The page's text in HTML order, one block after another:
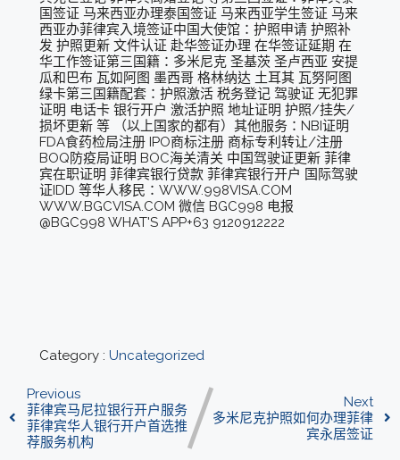
国签证 马来西亚办理泰国签证 马来西亚学生签证 马来
西亚办菲律宾入境签证中国大使馆：护照申请 护照补
发 护照更新 文件认证 赴华签证办理 在华签证延期 在
华工作签证第三国籍：多米尼克 圣基茨 圣卢西亚 安提
瓜和巴布 瓦如阿图 墨西哥 格林纳达 土耳其 瓦努阿图
绿卡第三国籍配套：护照激活 税务登记 驾驶证 无犯罪
证明 电话卡 银行开户 激活护照 地址证明 护照/挂失/
损坏更新 等 （以上国家的都有）其他服务：NBI证明
FDA食药检局注册 IPO商标注册 商标专利转让/注册
BOQ防疫局证明 BOC海关清关 中国驾驶证更新 菲律
宾在职证明 菲律宾银行贷款 菲律宾银行开户 国际驾驶
证IDD 等华人移民：WWW.998VISA.COM
WWW.BGCVISA.COM 微信 BGC998 电报
@BGC998 WHAT'S APP+63 9120912222
Category : Uncategorized
Previous
菲律宾马尼拉银行开户服务
菲律宾华人银行开户首选推
荐服务机构
Next
多米尼克护照如何办理菲律
宾永居签证